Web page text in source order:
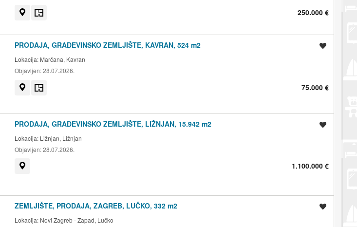
250.000 €
PRODAJA, GRAĐEVINSKO ZEMLJIŠTE, KAVRAN, 524 m2
Lokacija: Marčana, Kavran
Objavljen:28.07.2026.
75.000 €
PRODAJA, GRAĐEVINSKO ZEMLJIŠTE, LIŽNJAN, 15.942 m2
Lokacija: Ližnjan, Ližnjan
Objavljen:28.07.2026.
1.100.000 €
ZEMLJIŠTE, PRODAJA, ZAGREB, LUČKO, 332 m2
Lokacija: Novi Zagreb - Zapad, Lučko